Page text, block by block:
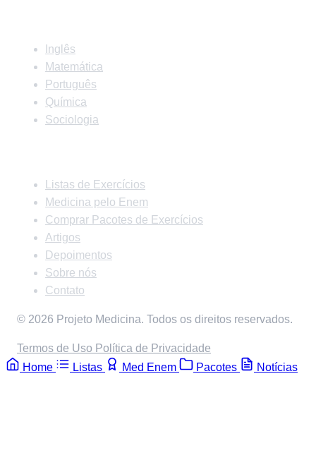
Inglês
Matemática
Português
Química
Sociologia
Listas de Exercícios
Medicina pelo Enem
Comprar Pacotes de Exercícios
Artigos
Depoimentos
Sobre nós
Contato
© 2026 Projeto Medicina. Todos os direitos reservados.
Termos de Uso Política de Privacidade
Home
Listas Med Enem Pacotes Notícias